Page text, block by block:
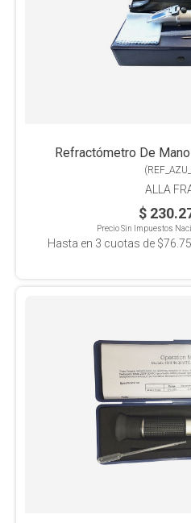
Refractómetro De
(
ALLA
$
Precio Sin Impuestos
Hasta en 3 cuotas de